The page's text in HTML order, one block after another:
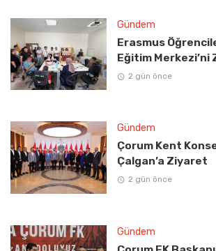
Gündem
Erasmus
Eğitim
2 gün önce
Gündem
Çorum Kent
Çalgan’a Ziyaret
2 gün önce
Gündem